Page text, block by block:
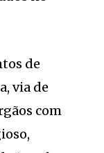
de
via de
com